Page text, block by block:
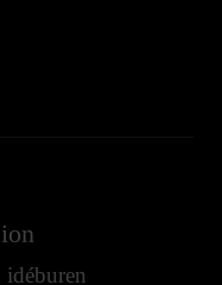
idéburen